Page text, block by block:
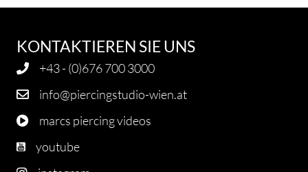
KONTAKTIEREN SIE UNS
+43 - (0)676 700 3000
info@piercingstudio-wien.at
marcs piercing videos
youtube